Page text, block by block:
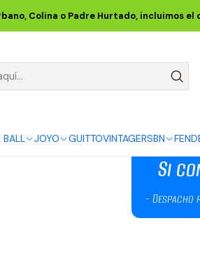
BALL JOYO GUITTOVINTAGERSBN
Colina o Padre Hurtado, incluimos el
OTROS Pedal D-Seed Dual Delay
Pedal D-